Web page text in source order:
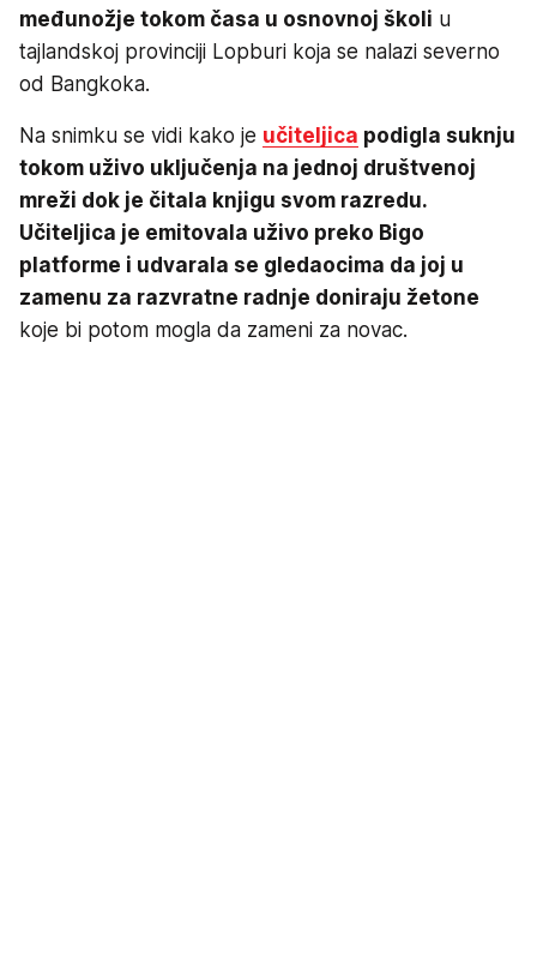
međunožje tokom časa u osnovnoj školi u
tajlandskoj provinciji Lopburi koja se nalazi severno
od Bangkoka.
Na snimku se vidi kako je učiteljica podigla suknju
tokom uživo uključenja na jednoj društvenoj
mreži dok je čitala knjigu svom razredu.
Učiteljica je emitovala uživo preko Bigo
platforme i udvarala se gledaocima da joj u
zamenu za razvratne radnje doniraju žetone
koje bi potom mogla da zameni za novac.